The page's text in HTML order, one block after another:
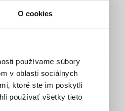
O cookies
používame súbory
v oblasti sociálnych
ktoré ste im poskytli
používať všetky tieto